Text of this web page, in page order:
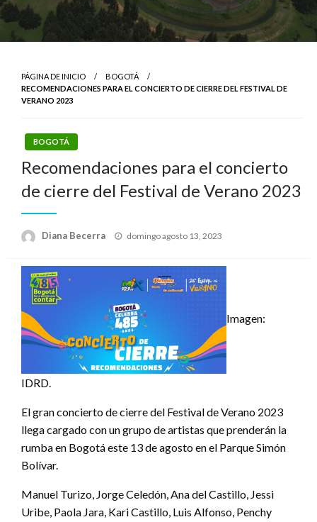
PÁGINA DE INICIO
BOGOTÁ
RECOMENDACIONES PARA EL CONCIERTO DE CIERRE DEL FESTIVAL DE
VERANO 2023
BOGOTÁ
Recomendaciones para el concierto
de cierre del Festival de Verano 2023
Diana Becerra
Publicado
domingo agosto 13, 2023
Imagen:
IDRD.
El gran concierto de cierre del Festival de Verano 2023
llega cargado con un grupo de artistas que prenderán la
rumba en Bogotá este 13 de agosto en el Parque Simón
Bolívar.
Manuel Turizo, Jorge Celedón, Ana del Castillo, Jessi
Uribe, Paola Jara, Kari Castillo, Luis Alfonso, Penchy